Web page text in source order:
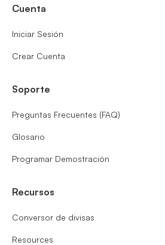
Cuenta
Iniciar Sesión
Crear Cuenta
Soporte
Preguntas Frecuentes (FAQ)
Glosario
Programar Demostración
Recursos
Conversor de divisas
Resources